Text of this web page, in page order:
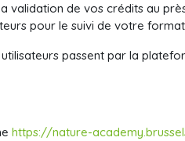
validation de vos crédits au
pour le suivi de votre
passent par la
https://nature-